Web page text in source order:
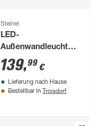
Steinel
LED-
Außenwandleuchte
'L 830 SC' mit
Bewegungssensor
9,1 W 493 lm
warmweiß IP 44 11 x
139,99 €
Lieferung nach Hause
Bestellbar in Troisdorf